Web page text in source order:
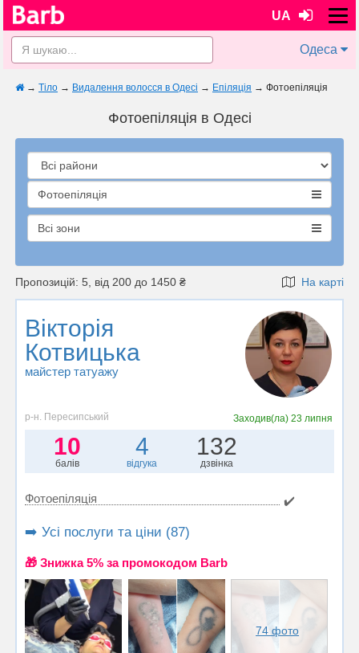
UA
Одеса
→ Тіло → Видалення волосся в Одесі → Епіляція → Фотоепіляція
Фотоепіляція в Одесі
Фотоепіляція
Всі зони
Пропозицій: 5, від 200 до 1450 ₴ На карті
Вікторія
Котвицька
майстер татуажу
р-н. Пересипський Заходив(ла) 23 липня
10
балів
4
відгука
132
дзвінка
Фотоепіляція ✔️
➡️ Усі послуги та ціни (87)
🎁 Знижка 5% за промокодом Barb
74 фото